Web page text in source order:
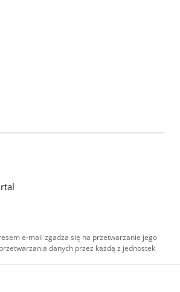
e-mail zgadza się na przetwarzanie jego
danych przez każdą z jednostek